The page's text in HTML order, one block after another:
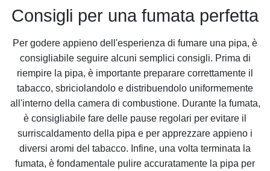
Consigli per una fumata perfetta
Per godere appieno dell'esperienza di fumare una pipa, è
consigliabile seguire alcuni semplici consigli. Prima di
riempire la pipa, è importante preparare correttamente il
tabacco, sbriciolandolo e distribuendolo uniformemente
all'interno della camera di combustione. Durante la fumata,
è consigliabile fare delle pause regolari per evitare il
surriscaldamento della pipa e per apprezzare appieno i
diversi aromi del tabacco. Infine, una volta terminata la
fumata, è fondamentale pulire accuratamente la pipa per